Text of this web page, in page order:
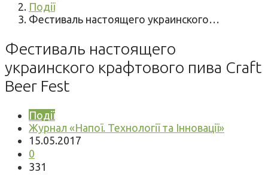
Події
Фестиваль настоящего украинского…
Фестиваль настоящего
украинского крафтового пива Craft
Beer Fest
Події
Журнал «Напої. Технології та Інновації»
15.05.2017
0
331